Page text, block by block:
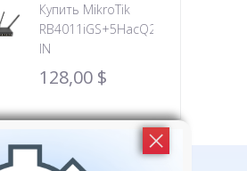
Купить MikroTik
RB4011iGS+5HacQ2HnD-
IN
128,00 $